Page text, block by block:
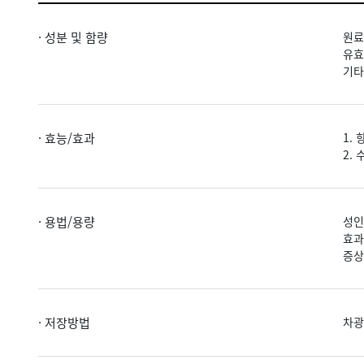
· 성분 및 함량
원
유
기
· 효능/효과
1.
2.
· 용법/용량
성
효
증
· 저장방법 차